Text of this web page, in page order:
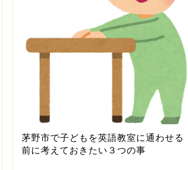
茅野市で子どもを英語教室に通わせる
前に考えておきたい３つの事